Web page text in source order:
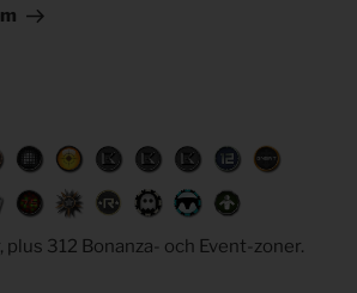
plus 312 Bonanza- och Event-zoner.